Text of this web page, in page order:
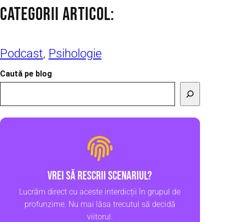
CATEGORII ARTICOl:
Podcast, Psihologie
Caută pe blog
Vrei să rescrii scenariul?
Lucrăm direct cu aceste interdicții în grupul de
profunzime. Nu mai lăsa trecutul să decidă
viitorul.